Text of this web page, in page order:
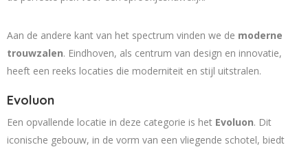
Aan de andere kant van het spectrum vinden we de moderne
trouwzalen. Eindhoven, als centrum van design en innovatie,
heeft een reeks locaties die moderniteit en stijl uitstralen.
Evoluon
Een opvallende locatie in deze categorie is het Evoluon. Dit
iconische gebouw, in de vorm van een vliegende schotel, biedt